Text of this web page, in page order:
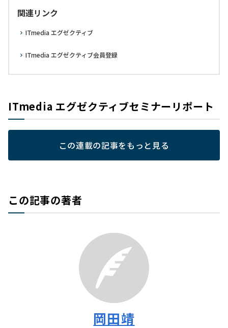
関連リンク
ITmedia エグゼクティブ
ITmedia エグゼクティブ会員登録
ITmedia エグゼクティブセミナーリポート
この連載の記事をもっと見る
この記事の著者
岡田靖